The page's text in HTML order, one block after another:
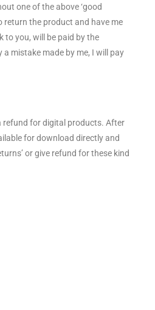
one of the above ‘good
return the product and have me
to you, will be paid by the
a mistake made by me, I will pay
refund for digital products. After
for download directly and
or give refund for these kind